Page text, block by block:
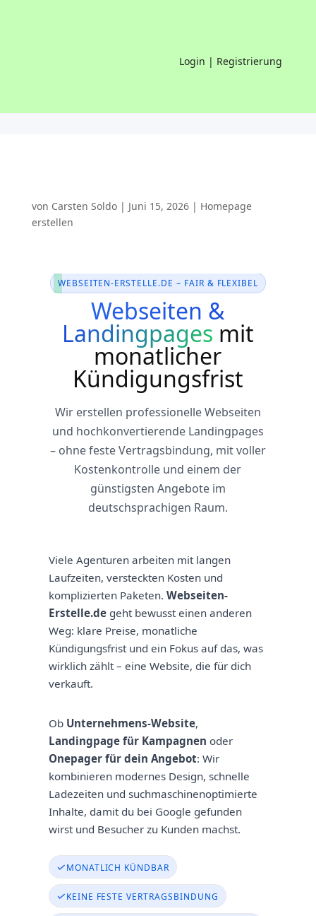
Login | Registrierung
von Carsten Soldo| Juni 15, 2026| Homepage
erstellen
WEBSEITEN-ERSTELLE.DE – FAIR & FLEXIBEL
Webseiten &
Landingpages mit
monatlicher
Kündigungsfrist
Wir erstellen professionelle Webseiten
und hochkonvertierende Landingpages
– ohne feste Vertragsbindung, mit voller
Kostenkontrolle und einem der
günstigsten Angebote im
deutschsprachigen Raum.
Viele Agenturen arbeiten mit langen
Laufzeiten, versteckten Kosten und
komplizierten Paketen. Webseiten-
Erstelle.degeht bewusst einen anderen
Weg: klare Preise, monatliche
Kündigungsfrist und ein Fokus auf das, was
wirklich zählt – eine Website, die für dich
verkauft.
Ob Unternehmens-Website,
Landingpage für Kampagnen oder
Onepager für dein Angebot: Wir
kombinieren modernes Design, schnelle
Ladezeiten und suchmaschinenoptimierte
Inhalte, damit du bei Google gefunden
wirst und Besucher zu Kunden machst.
✓MONATLICH KÜNDBAR
✓KEINE FESTE VERTRAGSBINDUNG